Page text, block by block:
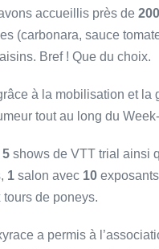
accueillis près de 200
(carbonara, sauce
Bref ! Que du choix.
à la mobilisation et la
tout au long du
5 shows de VTT trial ainsi
1 salon avec 10
de poneys.
a permis à